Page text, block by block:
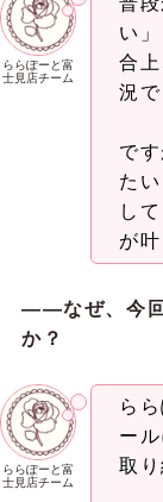
ららぽーと富
士見店チーム
い
合
況で
で
た
し
が
――なぜ、今回
か？
ららぽーと富
士見店チーム
ら
ー
取り